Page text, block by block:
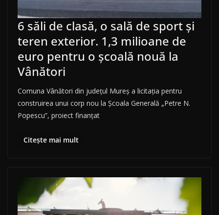
6 săli de clasă, o sală de sport și
teren exterior. 1,3 milioane de
euro pentru o școală nouă la
Vânători
Comuna Vânători din județul Mureș a licitația pentru
construirea unui corp nou la Școala Generală „Petre N.
Popescu”, proiect finanțat
Citește mai mult